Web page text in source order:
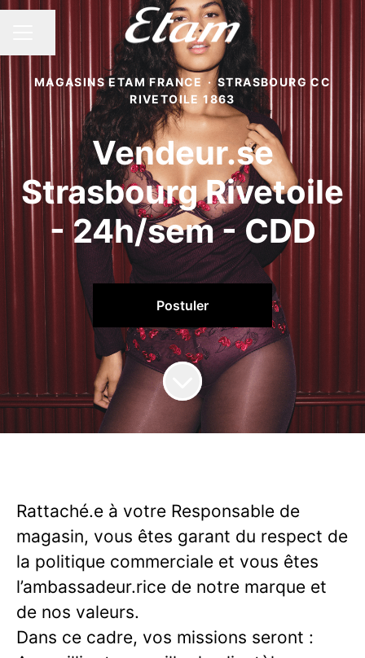
MENU CARRIÈRE
Partager la page
MAGASINS ETAM FRANCE · STRASBOURG CC
RIVETOILE 1863
Vendeur.se
Strasbourg Rivetoile
- 24h/sem - CDD
Postuler
Rattaché.e à votre Responsable de
magasin, vous êtes garant du respect de
la politique commerciale et vous êtes
l’ambassadeur.rice de notre marque et
de nos valeurs.
Dans ce cadre, vos missions seront :